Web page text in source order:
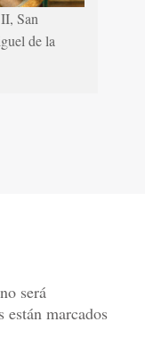
San
de la
será
marcados